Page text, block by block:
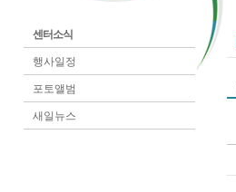
센터소식
행사일정
포토앨범
새일뉴스